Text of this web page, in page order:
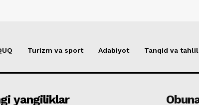
Turizm va sport Adabiyot Tanqid va tahlil
yangiliklar